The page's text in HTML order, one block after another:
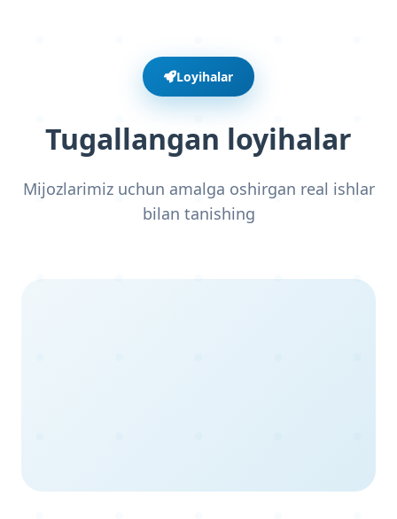
Loyihalar
Tugallangan loyihalar
Mijozlarimiz uchun amalga oshirgan real ishlar
bilan tanishing